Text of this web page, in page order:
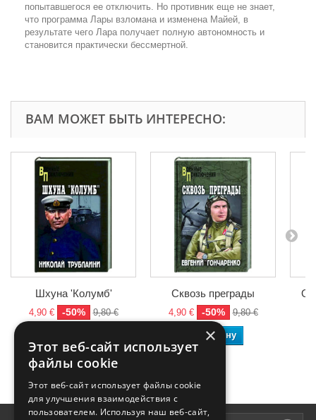
попытавшегося ее отключить. Но противник еще не знает,
что программа Лары взломана и изменена Майей, в
результате чего Лара получает полную автономность и
становится практически бессмертной.
ВАМ МОЖЕТ БЫТЬ ИНТЕРЕСНО:
Шхуна 'Колумб'
4,90 € -50% 9,80 €
Сквозь преграды
4,90 € -50% 9,80 €
В корзину
×
Этот веб-сайт использует
файлы cookie
Этот веб-сайт использует файлы cookie
для улучшения взаимодействия с
пользователем. Используя наш веб-сайт,